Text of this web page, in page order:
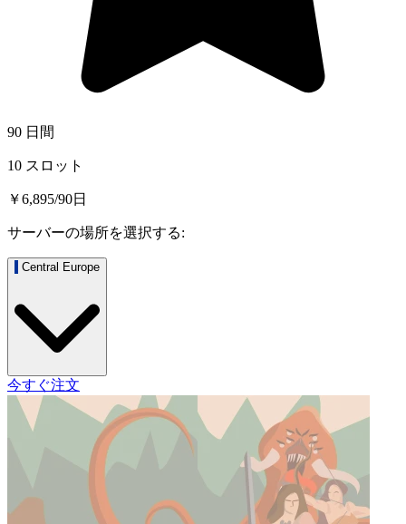
90 日間
10 スロット
￥6,895/90日
サーバーの場所を選択する:
Central Europe
今すぐ注文